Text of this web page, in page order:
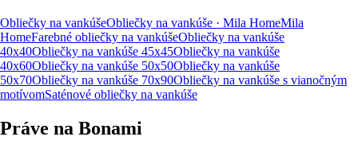
Obliečky na vankúšeObliečky na vankúše · Mila HomeMila
HomeFarebné obliečky na vankúšeObliečky na vankúše
40x40Obliečky na vankúše 45x45Obliečky na vankúše
40x60Obliečky na vankúše 50x50Obliečky na vankúše
50x70Obliečky na vankúše 70x90Obliečky na vankúše s vianočným
motívomSaténové obliečky na vankúše
Práve na Bonami